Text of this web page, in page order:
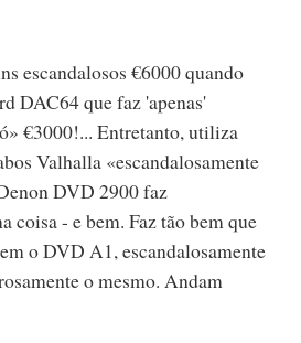
escandalosos €6000 quando
DAC64 que faz 'apenas'
€3000!... Entretanto, utiliza
Valhalla «escandalosamente
DVD 2900 faz
coisa - e bem. Faz tão bem que
o DVD A1, escandalosamente
o mesmo. Andam